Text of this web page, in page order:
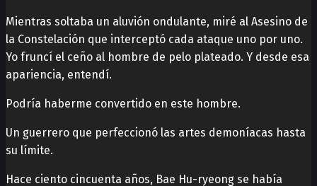
Mientras soltaba un aluvión ondulante, miré al Asesino de
la Constelación que interceptó cada ataque uno por uno.
Yo fruncí el ceño al hombre de pelo plateado. Y desde esa
apariencia, entendí.
Podría haberme convertido en este hombre.
Un guerrero que perfeccionó las artes demoníacas hasta
su límite.
Hace ciento cincuenta años, Bae Hu-ryeong se había